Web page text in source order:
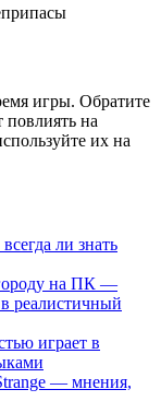
игры. Обратите
повлиять на
их на
ли знать
на ПК —
реалистичный
играет в
— мнения,